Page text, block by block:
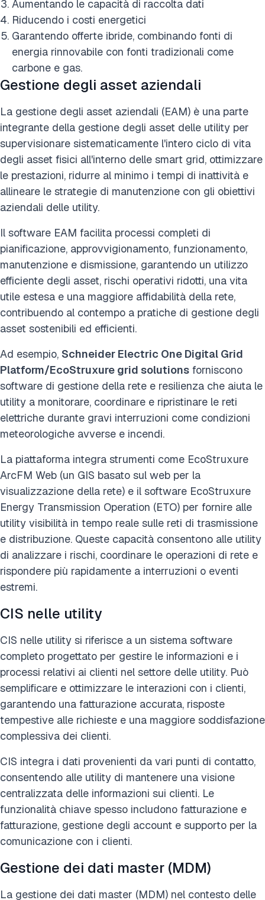
Aumentando le capacità di raccolta dati
Riducendo i costi energetici
Garantendo offerte ibride, combinando fonti di
energia rinnovabile con fonti tradizionali come
carbone e gas.
Gestione degli asset aziendali
La gestione degli asset aziendali (EAM) è una parte
integrante della gestione degli asset delle utility per
supervisionare sistematicamente l'intero ciclo di vita
degli asset fisici all'interno delle smart grid, ottimizzare
le prestazioni, ridurre al minimo i tempi di inattività e
allineare le strategie di manutenzione con gli obiettivi
aziendali delle utility.
Il software EAM facilita processi completi di
pianificazione, approvvigionamento, funzionamento,
manutenzione e dismissione, garantendo un utilizzo
efficiente degli asset, rischi operativi ridotti, una vita
utile estesa e una maggiore affidabilità della rete,
contribuendo al contempo a pratiche di gestione degli
asset sostenibili ed efficienti.
Ad esempio, Schneider Electric One Digital Grid
Platform/EcoStruxure grid solutions forniscono
software di gestione della rete e resilienza che aiuta le
utility a monitorare, coordinare e ripristinare le reti
elettriche durante gravi interruzioni come condizioni
meteorologiche avverse e incendi.
La piattaforma integra strumenti come EcoStruxure
ArcFM Web (un GIS basato sul web per la
visualizzazione della rete) e il software EcoStruxure
Energy Transmission Operation (ETO) per fornire alle
utility visibilità in tempo reale sulle reti di trasmissione
e distribuzione. Queste capacità consentono alle utility
di analizzare i rischi, coordinare le operazioni di rete e
rispondere più rapidamente a interruzioni o eventi
estremi.
CIS nelle utility
CIS nelle utility si riferisce a un sistema software
completo progettato per gestire le informazioni e i
processi relativi ai clienti nel settore delle utility. Può
semplificare e ottimizzare le interazioni con i clienti,
garantendo una fatturazione accurata, risposte
tempestive alle richieste e una maggiore soddisfazione
complessiva dei clienti.
CIS integra i dati provenienti da vari punti di contatto,
consentendo alle utility di mantenere una visione
centralizzata delle informazioni sui clienti. Le
funzionalità chiave spesso includono fatturazione e
fatturazione, gestione degli account e supporto per la
comunicazione con i clienti.
Gestione dei dati master (MDM)
La gestione dei dati master (MDM) nel contesto delle